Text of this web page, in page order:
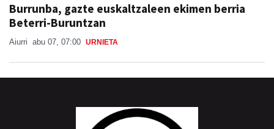
Burrunba, gazte euskaltzaleen ekimen berria
Beterri-Buruntzan
Aiurri abu 07, 07:00 URNIETA